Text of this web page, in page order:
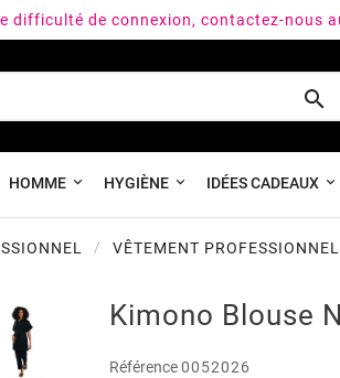
difficulté de connexion, contactez-nous

HOMME HYGIÈNE IDÉES CADEAUX
VÊTEMENT PROFESSIONNEL
Kimono Blouse
Référence0052026